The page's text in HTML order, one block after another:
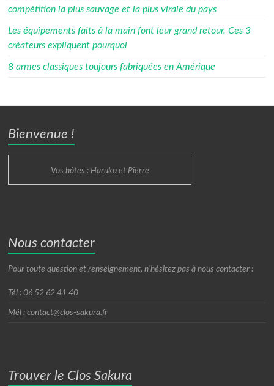
compétition la plus sauvage et la plus virale du pays
Les équipements faits à la main font leur grand retour. Ces 3
créateurs expliquent pourquoi
8 armes classiques toujours fabriquées en Amérique
Bienvenue !
Vos hôtes : Haruko et Pierre
Nous contacter
Pour toute question et renseignement, n’hésitez pas à nous contacter :
Tél : 06 52 62 41 40
Mél : contact@clos-sakura.fr
Trouver le Clos Sakura